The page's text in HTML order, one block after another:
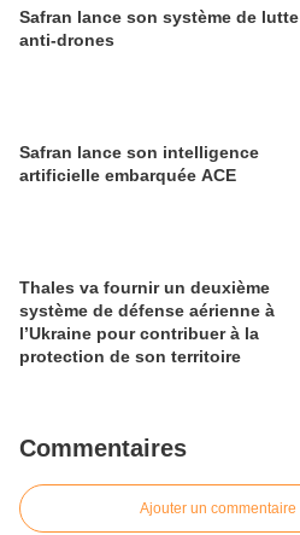
Safran lance son système de lutte
anti-drones
Safran lance son intelligence
artificielle embarquée ACE
Thales va fournir un deuxième
système de défense aérienne à
l’Ukraine pour contribuer à la
protection de son territoire
Commentaires
Ajouter un commentaire